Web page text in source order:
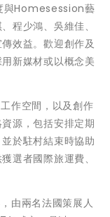
與Homesession藝
程少鴻、吳維佳、
效益。歡迎創作及
新媒材或以概念美
作空間，以及創作
源，包括安排定期
於駐村結束時協助
選者國際旅運費、
由兩名法國策展人